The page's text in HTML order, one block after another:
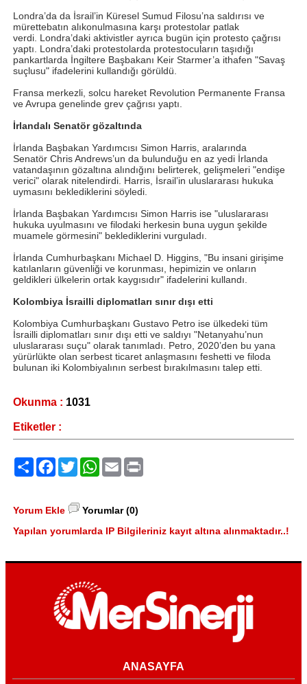
Londra’da da İsrail’in Küresel Sumud Filosu’na saldırısı ve
mürettebatın alıkonulmasına karşı protestolar patlak
verdi. Londra’daki aktivistler ayrıca bugün için protesto çağrısı
yaptı. Londra’daki protestolarda protestocuların taşıdığı
pankartlarda İngiltere Başbakanı Keir Starmer’a ithafen "Savaş
suçlusu" ifadelerini kullandığı görüldü.
Fransa merkezli, solcu hareket Revolution Permanente Fransa
ve Avrupa genelinde grev çağrısı yaptı.
İrlandalı Senatör gözaltında
İrlanda Başbakan Yardımcısı Simon Harris, aralarında
Senatör Chris Andrews’un da bulunduğu en az yedi İrlanda
vatandaşının gözaltına alındığını belirterek, gelişmeleri "endişe
verici" olarak nitelendirdi. Harris, İsrail’in uluslararası hukuka
uymasını beklediklerini söyledi.
İrlanda Başbakan Yardımcısı Simon Harris ise "uluslararası
hukuka uyulmasını ve filodaki herkesin buna uygun şekilde
muamele görmesini" beklediklerini vurguladı.
İrlanda Cumhurbaşkanı Michael D. Higgins, "Bu insani girişime
katılanların güvenliği ve korunması, hepimizin ve onların
geldikleri ülkelerin ortak kaygısıdır" ifadelerini kullandı.
Kolombiya İsrailli diplomatları sınır dışı etti
Kolombiya Cumhurbaşkanı Gustavo Petro ise ülkedeki tüm
İsrailli diplomatları sınır dışı etti ve saldıyı "Netanyahu’nun
uluslararası suçu" olarak tanımladı. Petro, 2020’den bu yana
yürürlükte olan serbest ticaret anlaşmasını feshetti ve filoda
bulunan iki Kolombiyalının serbest bırakılmasını talep etti.
Okunma : 1031
Etiketler :
PaylaşFacebook
TwitterWhatsApp
Email
Yorum Ekle
Yorumlar (0)
Yapılan yorumlarda IP Bilgileriniz kayıt altına alınmaktadır..!
ANASAYFA